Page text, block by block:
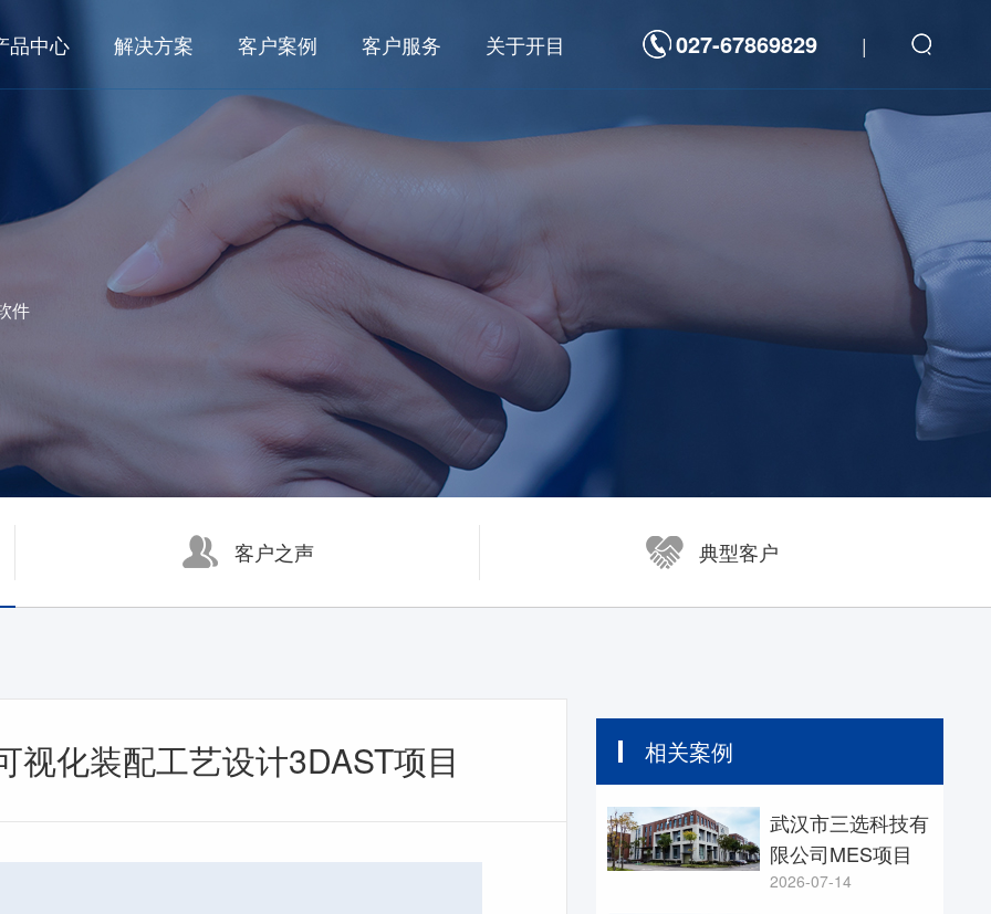
品中心
数字化研发
面向大型集团的数字化研发管理系统 KMPLM CLOUD
面向中小型企业的产品生命周期管理系统 eCOL PLM
面向小微企业基于SAAS的研发管理系统 OpenVelo PLM
面向大型集团的数字化工艺管理系统 KMMPM CLOUD
面向中小型企业的结构化工艺管理系统 eCOL MPM
所见即所得的结构化工艺协同平台 KMCAPP CLOUD
数字化制造
数字化平台
三维可制造性审查分析软件 3DDFM
三维制造成本分析与估算软件 3DDFC
三维装配工艺规划与仿真软件 3DAST
三维零件工艺设计与仿真软件 3DMPS
三维焊接工艺规划软件 3DWELD
开目浏览器 KMVue
尧创CAD YaoCCAD
解决方案
业务解决方案
数字化研发
数字化生产
数字化运维
行业解决方案
航空航发
能源电力
轨道交通
家用电器
高科技电子
客户案例
客户之声 典型客户
典型案例
航空航天 航空发动机 船舶与海洋装备
工程机械 轨道交通 汽车及零部件
客户服务 关于开目 027-67869829 |
件
客户之声 典型客户
视化装配工艺设计3DAST项目 相关案例
武汉市三选科技有
限公司MES项目
2026-07-14